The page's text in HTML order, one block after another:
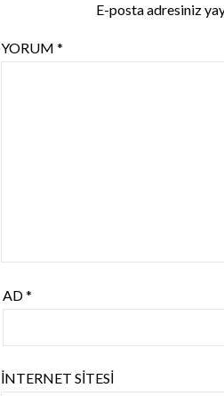
E-posta adresiniz
YORUM*
AD*
İNTERNET SITESI